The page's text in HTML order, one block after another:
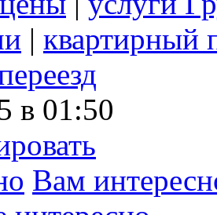
| квартирный
в 01:50
Вам